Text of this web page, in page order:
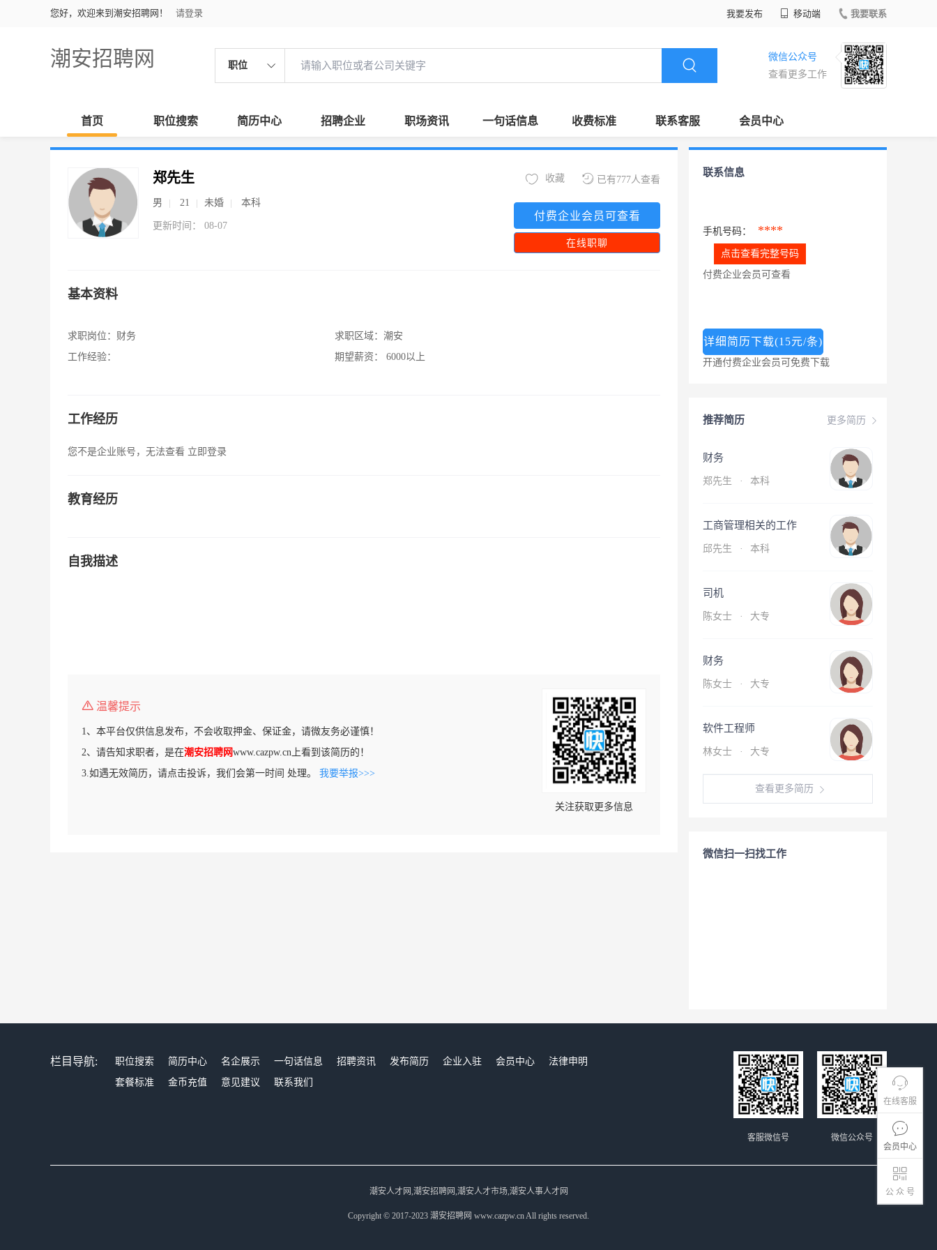
您好，欢迎来到潮安招聘网！ 请登录 我要发布 移动端 我要联系
潮安招聘网 职位
微信公众号
查看更多工作
首页 职位搜索 简历中心 招聘企业 职场资讯 一句话信息 收费标准 联系客服 会员中心
在线客服
会员中心
公 众 号
郑先生
男 21 未婚 本科
更新时间： 08-07
已有777人查看
收藏
付费企业会员可查看
在线职聊
基本资料
求职岗位： 财务
工作经验：
求职区域： 潮安
期望薪资：
6000以上
工作经历
您不是企业账号，无法查看 立即登录
教育经历
自我描述
温馨提示
1、本平台仅供信息发布，不会收取押金、保证金，请微友务必谨慎！
2、请告知求职者，是在潮安招聘网www.cazpw.cn上看到该简历的！
3.如遇无效简历，请点击投诉，我们会第一时间 处理。 我要举报>>>
关注获取更多信息
联系信息
手机号码： ****
点击查看完整号码
付费企业会员可查看
详细简历下载(15元/条)
开通付费企业会员可免费下载
更多简历
推荐简历
财务
郑先生 · 本科
工商管理相关的工作
邱先生 · 本科
司机
陈女士 · 大专
财务
陈女士 · 大专
软件工程师
林女士 · 大专
查看更多简历
微信扫一扫找工作
栏目导航: 职位搜索 简历中心 名企展示 一句话信息 招聘资讯 发布简历 企业入驻 会员中心
法律申明
套餐标准
金币充值 意见建议 联系我们
微信公众号
客服微信号
潮安人才网,潮安招聘网,潮安人才市场,潮安人事人才网
Copyright © 2017-2023 潮安招聘网 www.cazpw.cn All rights reserved.